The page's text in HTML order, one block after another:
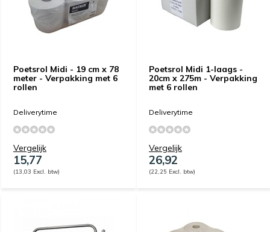
Poetsrol Midi - 19 cm x 78
meter - Verpakking met 6
rollen
Deliverytime
Vergelijk
15,77
(13,03 Excl. btw)
Poetsrol Midi 1-laags -
20cm x 275m - Verpakking
met 6 rollen
Deliverytime
Vergelijk
26,92
(22,25 Excl. btw)